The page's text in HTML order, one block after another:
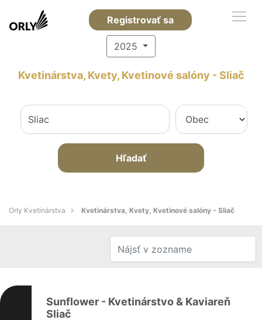
Registrovať sa
2025
Kvetinárstva, Kvety, Kvetinové salóny - Sliač
Hľadať
Orly Kvetinárstva Kvetinárstva, Kvety, Kvetinové salóny - Sliač
Sunflower - Kvetinárstvo & Kaviareň
Sliač